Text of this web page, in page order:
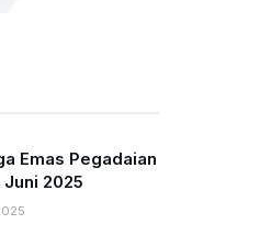
Emas Pegadaian
Juni 2025